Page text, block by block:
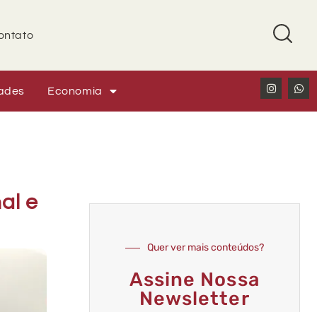
Economia
e
Quer ver mais conteúdos?
Assine Nossa
Newsletter